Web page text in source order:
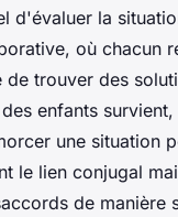
d'évaluer la
où chacun
trouver des
enfants
une situation
le lien conjugal
de manière